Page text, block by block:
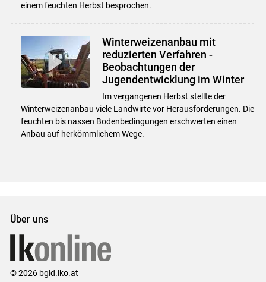
einem feuchten Herbst besprochen.
Winterweizenanbau mit
reduzierten Verfahren -
Beobachtungen der
Jugendentwicklung im Winter
Im vergangenen Herbst stellte der
Winterweizenanbau viele Landwirte vor Herausforderungen. Die
feuchten bis nassen Bodenbedingungen erschwerten einen
Anbau auf herkömmlichem Wege.
Über uns
© 2026 bgld.lko.at